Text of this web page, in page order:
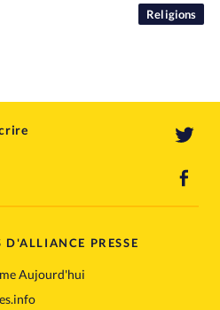
Religions
D'ALLIANCE PRESSE
Aujourd'hui